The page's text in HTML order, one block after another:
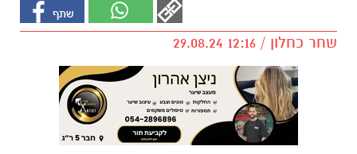
שחר כחלון / 12:16 29.08.24